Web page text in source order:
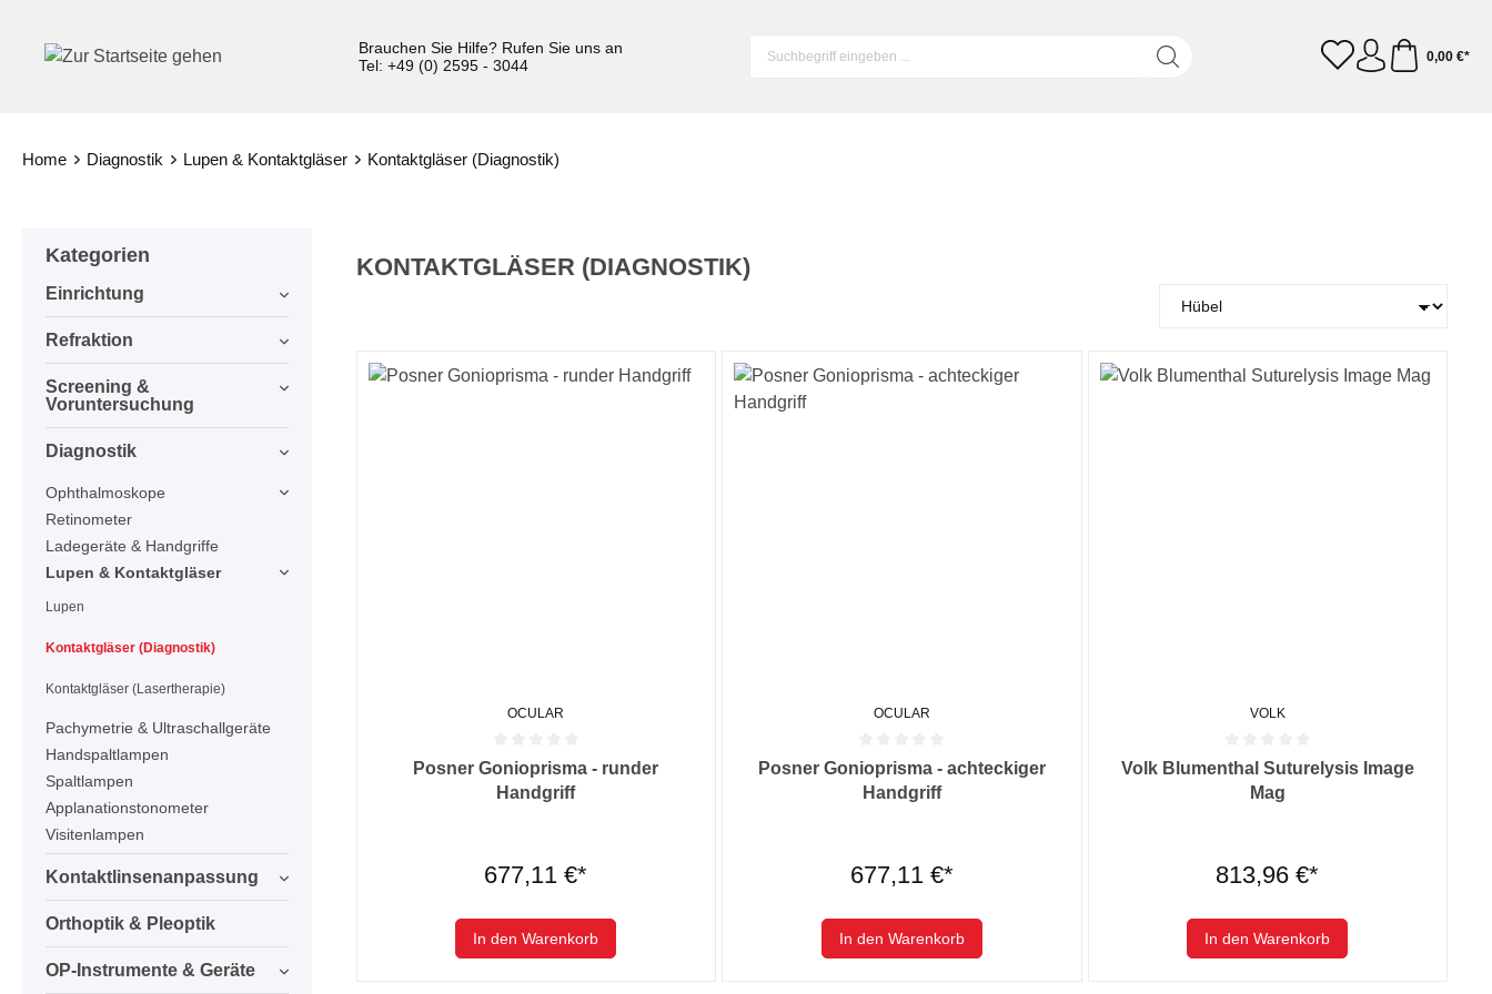
Brauchen Sie Hilfe? Rufen Sie uns an
Tel: +49 (0) 2595 - 3044
0,00 €*
Home Diagnostik Lupen & Kontaktgläser Kontaktgläser (Diagnostik)
Kategorien
Einrichtung
Refraktion
Screening &
Voruntersuchung
Diagnostik
Ophthalmoskope
Retinometer
Ladegeräte & Handgriffe
Lupen & Kontaktgläser
Lupen
Kontaktgläser (Diagnostik)
Kontaktgläser (Lasertherapie)
Pachymetrie & Ultraschallgeräte
Handspaltlampen
Spaltlampen
Applanationstonometer
Visitenlampen
Kontaktlinsenanpassung
Orthoptik & Pleoptik
OP-Instrumente & Geräte
KONTAKTGLÄSER (DIAGNOSTIK)
OCULAR
Durchschnittliche Bewertung von 0 von 5 Sternen
Posner Gonioprisma - runder
Handgriff
677,11 €*
In den Warenkorb
OCULAR
Durchschnittliche Bewertung von 0 von 5 Sternen
Posner Gonioprisma - achteckiger
Handgriff
677,11 €*
In den Warenkorb
VOLK
Durchschnittliche Bewertung von 0 von 5 Sternen
Volk Blumenthal Suturelysis Image
Mag
813,96 €*
In den Warenkorb